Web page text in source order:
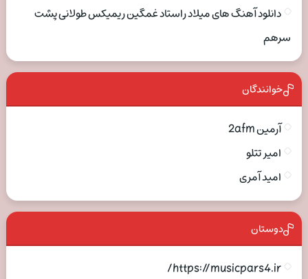
دانلود آهنگ های میلاد راستاد غمگین ریمیکس طولانی پشت
سرهم
خوانندگان
آرمین 2afm
امیر تتلو
امید آمری
دوستان
https://musicpars4.ir/